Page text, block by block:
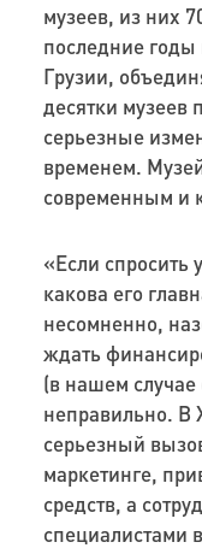
музеев, из них
последние годы
Грузии,
десятки музеев
серьезные
временем.
современным и
«Если спросить
какова его
несомненно,
ждать
(в нашем случае
неправильно. В
серьезный
маркетинге,
средств, а
специалистами